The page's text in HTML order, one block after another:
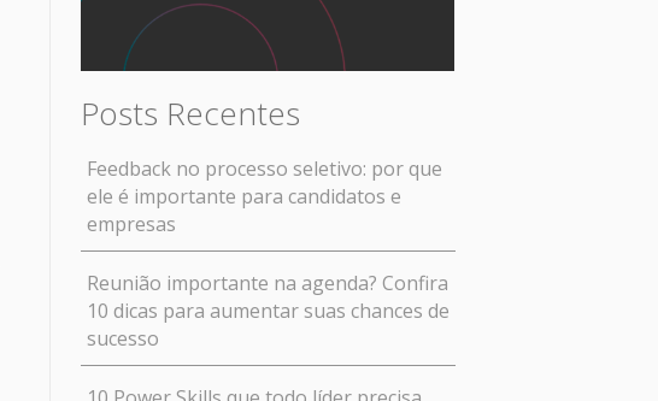
Posts Recentes
Feedback no processo seletivo: por que
ele é importante para candidatos e
empresas
Reunião importante na agenda? Confira
10 dicas para aumentar suas chances de
sucesso